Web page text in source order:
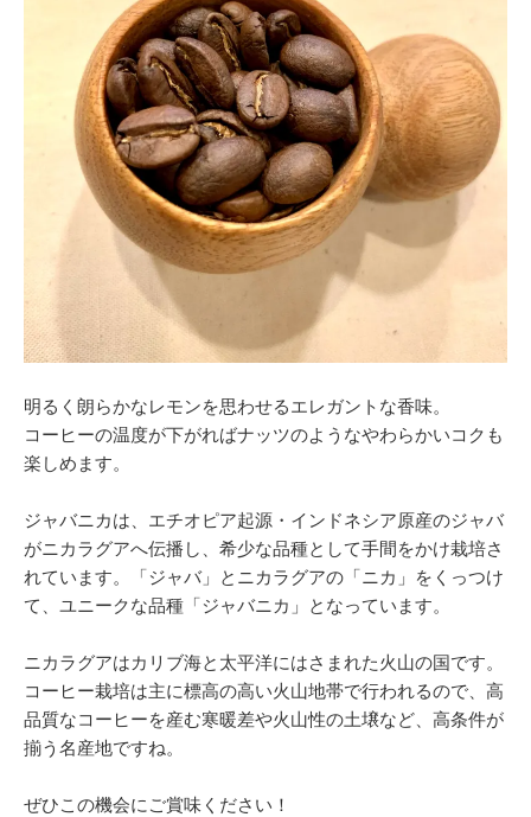
明るく朗らかなレモンを思わせるエレガントな香味。
コーヒーの温度が下がればナッツのようなやわらかいコクも
楽しめます。
ジャバニカは、エチオピア起源・インドネシア原産のジャバ
がニカラグアへ伝播し、希少な品種として手間をかけ栽培さ
れています。「ジャバ」とニカラグアの「ニカ」をくっつけ
て、ユニークな品種「ジャバニカ」となっています。
ニカラグアはカリブ海と太平洋にはさまれた火山の国です。
コーヒー栽培は主に標高の高い火山地帯で行われるので、高
品質なコーヒーを産む寒暖差や火山性の土壌など、高条件が
揃う名産地ですね。
ぜひこの機会にご賞味ください！